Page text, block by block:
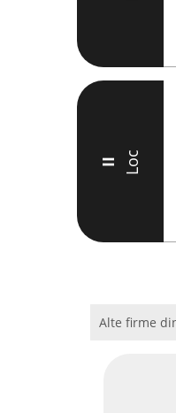
II Loc
Alte firme